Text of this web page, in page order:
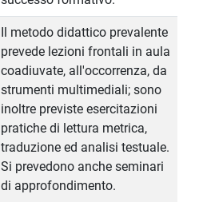
Il metodo didattico prevalente
prevede lezioni frontali in aula
coadiuvate, all'occorrenza, da
strumenti multimediali; sono
inoltre previste esercitazioni
pratiche di lettura metrica,
traduzione ed analisi testuale.
Si prevedono anche seminari
di approfondimento.